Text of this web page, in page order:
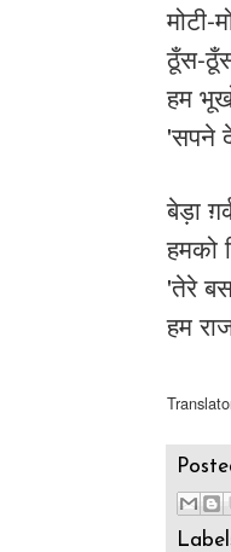
मोटी-
ठूँस-
हम
'सपने
बेड़ा
हमको
'तेरे
हम